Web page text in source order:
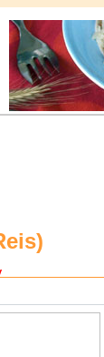
)